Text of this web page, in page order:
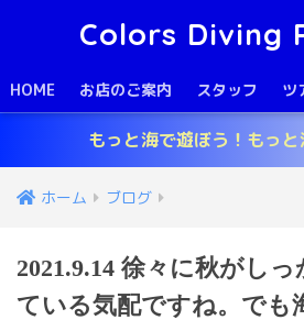
Colors Diving
HOME お店のご案内 スタッフ ツ
もっと海で遊ぼう！もっと
ホーム ブログ
2021.9.14 徐々に秋がし
ている気配ですね。でも